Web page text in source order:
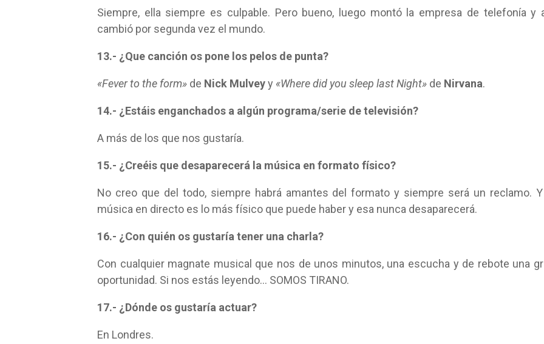
Siempre, ella siempre es culpable. Pero bueno, luego montó la empresa de telefonía y
cambió por segunda vez el mundo.
13.- ¿Que canción os pone los pelos de punta?
«Fever to the form» de Nick Mulveyy «Where did you sleep last Night» de Nirvana.
14.- ¿Estáis enganchados a algún programa/serie de televisión?
A más de los que nos gustaría.
15.- ¿Creéis que desaparecerá la música en formato físico?
No creo que del todo, siempre habrá amantes del formato y siempre será un reclamo.
música en directo es lo más físico que puede haber y esa nunca desaparecerá.
16.- ¿Con quién os gustaría tener una charla?
Con cualquier magnate musical que nos de unos minutos, una escucha y de rebote una
oportunidad. Si nos estás leyendo… SOMOS TIRANO.
17.- ¿Dónde os gustaría actuar?
En Londres.